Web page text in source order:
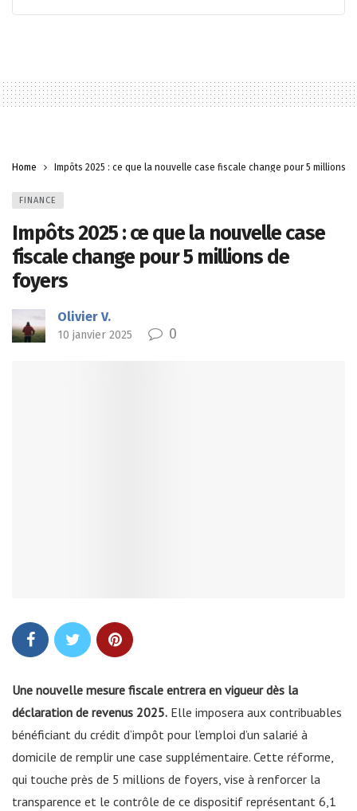
Home Impôts 2025 : ce que la nouvelle case fiscale change pour 5 millions
FINANCE
Impôts 2025 : ce que la nouvelle case
fiscale change pour 5 millions de
foyers
Olivier V.
10 janvier 2025 0
Une nouvelle mesure fiscale entrera en vigueur dès la
déclaration de revenus 2025. Elle imposera aux contribuables
bénéficiant du crédit d’impôt pour l’emploi d’un salarié à
domicile de remplir une case supplémentaire. Cette réforme,
qui touche près de 5 millions de foyers, vise à renforcer la
transparence et le contrôle de ce dispositif représentant 6,1